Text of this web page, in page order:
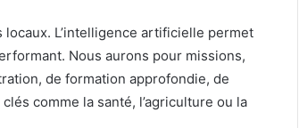
L’intelligence artificielle permet
Nous aurons pour missions,
de formation approfondie, de
comme la santé, l’agriculture ou la